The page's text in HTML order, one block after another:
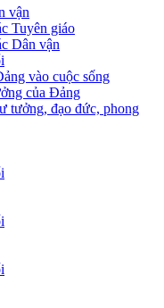
vận
Tuyên giáo
Dân vận
vào cuộc sống
của Đảng
tưởng, đạo đức, phong